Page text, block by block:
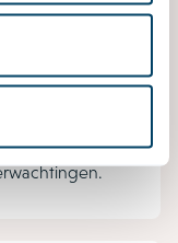
en
van een
van talent
Het sluit
en